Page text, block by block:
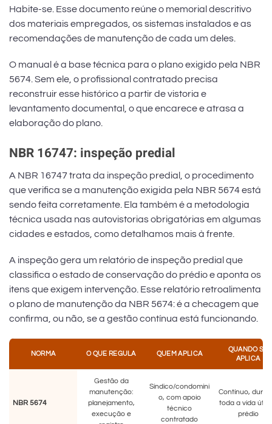
Habite-se. Esse documento reúne o memorial descritivo
dos materiais empregados, os sistemas instalados e as
recomendações de manutenção de cada um deles.
O manual é a base técnica para o plano exigido pela NBR
5674. Sem ele, o profissional contratado precisa
reconstruir esse histórico a partir de vistoria e
levantamento documental, o que encarece e atrasa a
elaboração do plano.
NBR 16747: inspeção predial
A NBR 16747 trata da inspeção predial, o procedimento
que verifica se a manutenção exigida pela NBR 5674 está
sendo feita corretamente. Ela também é a metodologia
técnica usada nas autovistorias obrigatórias em algumas
cidades e estados, como detalhamos mais à frente.
A inspeção gera um relatório de inspeção predial que
classifica o estado de conservação do prédio e aponta os
itens que exigem intervenção. Esse relatório retroalimenta
o plano de manutenção da NBR 5674: é a checagem que
confirma, ou não, se a gestão contínua está funcionando.
NORMA O QUE REGULA QUEM APLICA
QUANDO SE
APLICA
NBR 5674
Gestão da
manutenção:
planejamento,
execução e
Síndico/condomíni
o, com apoio
técnico
contratado
Contínuo,
toda a vida útil
prédio